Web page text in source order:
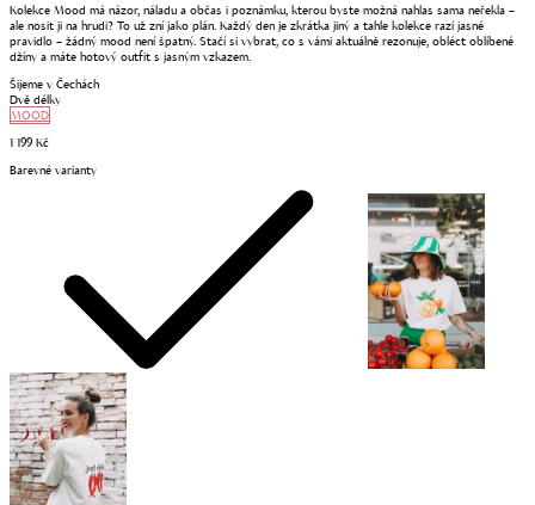
Kolekce Mood má názor, náladu a občas i poznámku, kterou byste možná nahlas sama neřekla –
ale nosit ji na hrudi? To už zní jako plán. Každý den je zkrátka jiný a tahle kolekce razí jasné
pravidlo – žádný mood není špatný. Stačí si vybrat, co s vámi aktuálně rezonuje, obléct oblíbené
džíny a máte hotový outfit s jasným vzkazem.
Šijeme v Čechách
Dvě délky
MOOD
1 199 Kč
Barevné varianty